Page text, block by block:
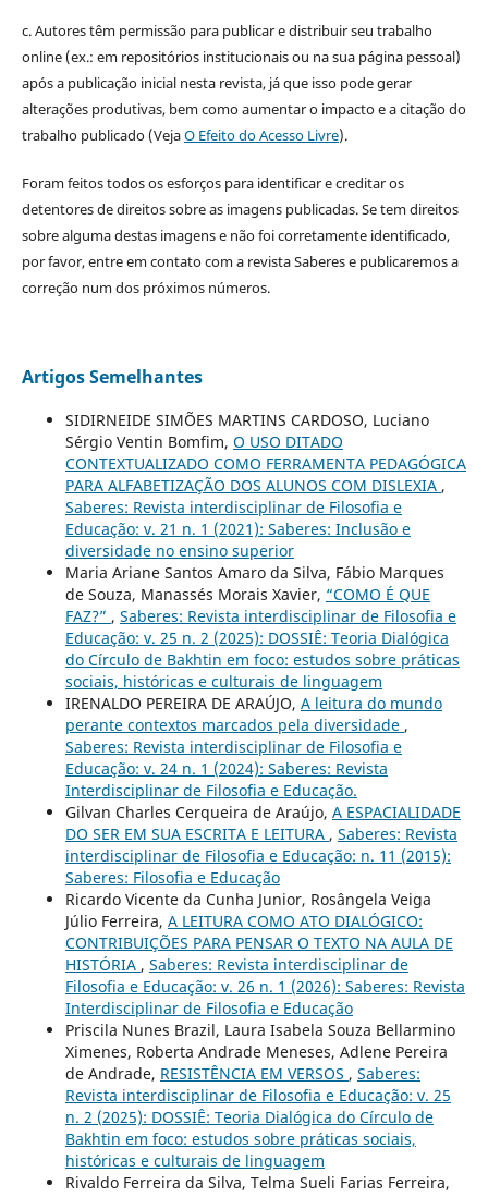
c. Autores têm permissão para publicar e distribuir seu trabalho
online (ex.: em repositórios institucionais ou na sua página pessoal)
após a publicação inicial nesta revista, já que isso pode gerar
alterações produtivas, bem como aumentar o impacto e a citação do
trabalho publicado (VejaO Efeito do Acesso Livre).
Foram feitos todos os esforços para identificar e creditar os
detentores de direitos sobre as imagens publicadas. Se tem direitos
sobre alguma destas imagens e não foi corretamente identificado,
por favor, entre em contato com a revista Saberes e publicaremos a
correção num dos próximos números.
Artigos Semelhantes
SIDIRNEIDE SIMÕES MARTINS CARDOSO, Luciano
Sérgio Ventin Bomfim, O USO DITADO
CONTEXTUALIZADO COMO FERRAMENTA PEDAGÓGICA
PARA ALFABETIZAÇÃO DOS ALUNOS COM DISLEXIA ,
Saberes: Revista interdisciplinar de Filosofia e
Educação: v. 21 n. 1 (2021): Saberes: Inclusão e
diversidade no ensino superior
Maria Ariane Santos Amaro da Silva, Fábio Marques
de Souza, Manassés Morais Xavier, “COMO É QUE
FAZ?” , Saberes: Revista interdisciplinar de Filosofia e
Educação: v. 25 n. 2 (2025): DOSSIÊ: Teoria Dialógica
do Círculo de Bakhtin em foco: estudos sobre práticas
sociais, históricas e culturais de linguagem
IRENALDO PEREIRA DE ARAÚJO, A leitura do mundo
perante contextos marcados pela diversidade ,
Saberes: Revista interdisciplinar de Filosofia e
Educação: v. 24 n. 1 (2024): Saberes: Revista
Interdisciplinar de Filosofia e Educação.
Gilvan Charles Cerqueira de Araújo, A ESPACIALIDADE
DO SER EM SUA ESCRITA E LEITURA , Saberes: Revista
interdisciplinar de Filosofia e Educação: n. 11 (2015):
Saberes: Filosofia e Educação
Ricardo Vicente da Cunha Junior, Rosângela Veiga
Júlio Ferreira, A LEITURA COMO ATO DIALÓGICO:
CONTRIBUIÇÕES PARA PENSAR O TEXTO NA AULA DE
HISTÓRIA , Saberes: Revista interdisciplinar de
Filosofia e Educação: v. 26 n. 1 (2026): Saberes: Revista
Interdisciplinar de Filosofia e Educação
Priscila Nunes Brazil, Laura Isabela Souza Bellarmino
Ximenes, Roberta Andrade Meneses, Adlene Pereira
de Andrade, RESISTÊNCIA EM VERSOS , Saberes:
Revista interdisciplinar de Filosofia e Educação: v. 25
n. 2 (2025): DOSSIÊ: Teoria Dialógica do Círculo de
Bakhtin em foco: estudos sobre práticas sociais,
históricas e culturais de linguagem
Rivaldo Ferreira da Silva, Telma Sueli Farias Ferreira,